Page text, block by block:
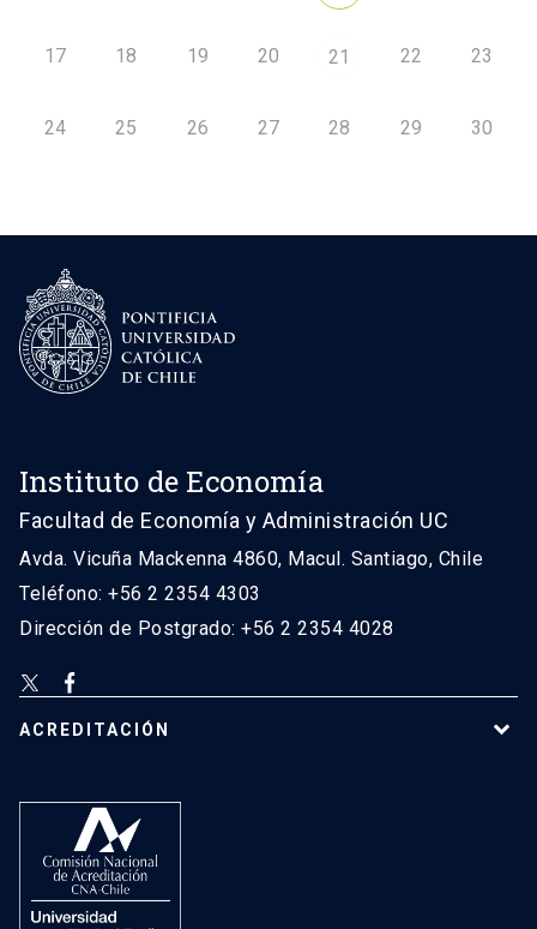
17 18 19 20 21 22 23
24 25 26 27 28 29 30
Instituto de Economía
Facultad de Economía y Administración UC
Avda. Vicuña Mackenna 4860, Macul. Santiago, Chile
Teléfono: +56 2 2354 4303
Dirección de Postgrado: +56 2 2354 4028
ACREDITACIÓN